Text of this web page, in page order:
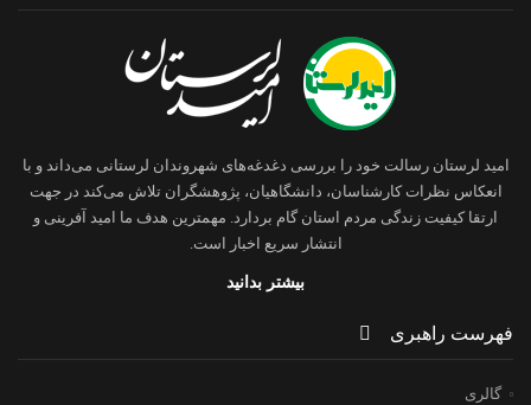
امید لرستان رسالت خود را بررسی دغدغه‌های شهروندان لرستانی می‌داند و با
انعکاس نظرات کارشناسان، دانشگاهیان، پژوهشگران تلاش می‌کند در جهت
ارتقا کیفیت زندگی مردم استان گام بردارد. مهمترین هدف ما امید آفرینی و
انتشار سریع اخبار است.
بیشتر بدانید
فهرست راهبری
گالری